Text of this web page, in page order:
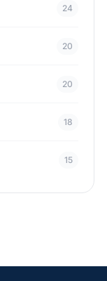
24
20
20
18
15